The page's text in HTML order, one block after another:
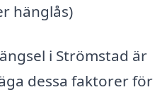
hänglås)
i Strömstad är
dessa faktorer för